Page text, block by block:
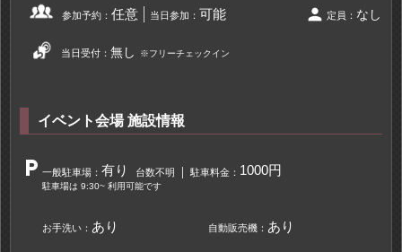
参加予約： 任意 当日参加： 可能 person 定員： なし
当日受付：無し ※フリーチェックイン
イベント会場 施設情報
local_parking 一般駐車場： 有り 台数不明 駐車料金： 1000円
駐車場は 9:30~ 利用可能です
お手洗い： あり 自動販売機： あり